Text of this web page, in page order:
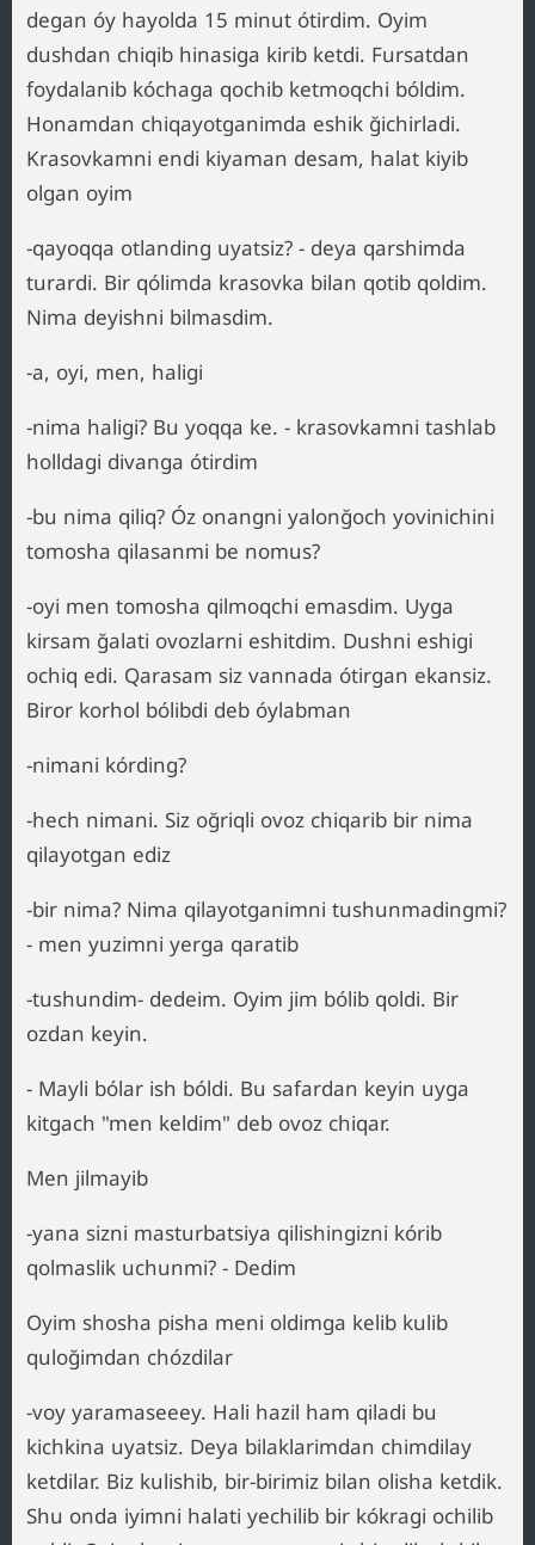
degan óy hayolda 15 minut ótirdim. Oyim
dushdan chiqib hinasiga kirib ketdi. Fursatdan
foydalanib kóchaga qochib ketmoqchi bóldim.
Honamdan chiqayotganimda eshik ğichirladi.
Krasovkamni endi kiyaman desam, halat kiyib
olgan oyim
-qayoqqa otlanding uyatsiz? - deya qarshimda
turardi. Bir qólimda krasovka bilan qotib qoldim.
Nima deyishni bilmasdim.
-a, oyi, men, haligi
-nima haligi? Bu yoqqa ke. - krasovkamni tashlab
holldagi divanga ótirdim
-bu nima qiliq? Óz onangni yalonğoch yovinichini
tomosha qilasanmi be nomus?
-oyi men tomosha qilmoqchi emasdim. Uyga
kirsam ğalati ovozlarni eshitdim. Dushni eshigi
ochiq edi. Qarasam siz vannada ótirgan ekansiz.
Biror korhol bólibdi deb óylabman
-nimani kórding?
-hech nimani. Siz oğriqli ovoz chiqarib bir nima
qilayotgan ediz
-bir nima? Nima qilayotganimni tushunmadingmi?
- men yuzimni yerga qaratib
-tushundim- dedeim. Oyim jim bólib qoldi. Bir
ozdan keyin.
- Mayli bólar ish bóldi. Bu safardan keyin uyga
kitgach "men keldim" deb ovoz chiqar.
Men jilmayib
-yana sizni masturbatsiya qilishingizni kórib
qolmaslik uchunmi? - Dedim
Oyim shosha pisha meni oldimga kelib kulib
quloğimdan chózdilar
-voy yaramaseeey. Hali hazil ham qiladi bu
kichkina uyatsiz. Deya bilaklarimdan chimdilay
ketdilar. Biz kulishib, bir-birimiz bilan olisha ketdik.
Shu onda iyimni halati yechilib bir kókragi ochilib